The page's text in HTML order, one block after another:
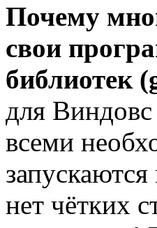
Почему
свои
библиотек
для Виндовс
всеми
нет чётких